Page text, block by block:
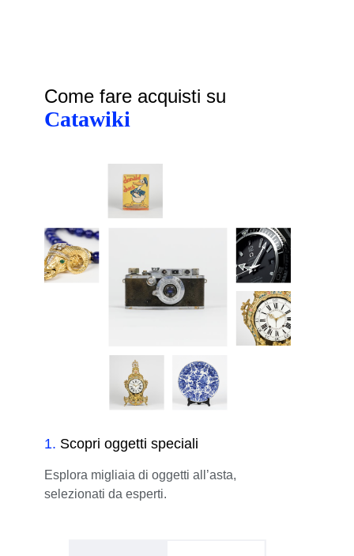
Come fare acquisti su
Catawiki
1. Scopri oggetti speciali
Esplora migliaia di oggetti all’asta,
selezionati da esperti.